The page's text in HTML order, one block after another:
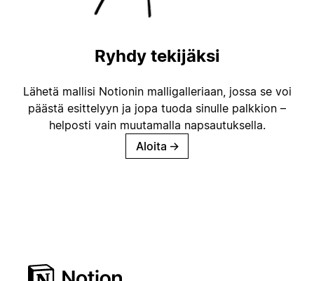
Ryhdy tekijäksi
Lähetä mallisi Notionin malligalleriaan, jossa se voi
päästä esittelyyn ja jopa tuoda sinulle palkkion –
helposti vain muutamalla napsautuksella.
Aloita →